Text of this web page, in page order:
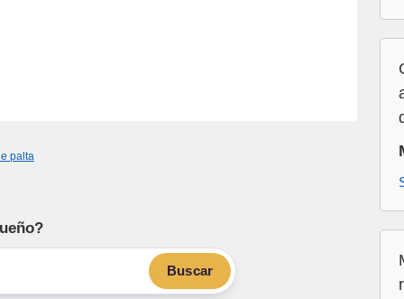
palta
Buscar